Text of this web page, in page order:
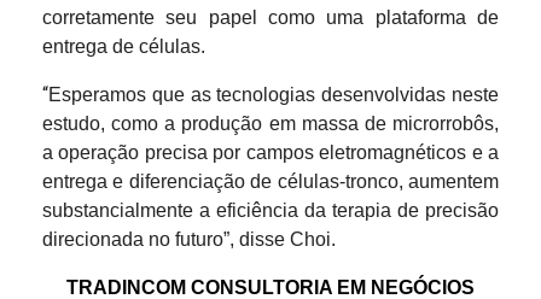
corretamente seu papel como uma plataforma de
entrega de células.
“Esperamos que as tecnologias desenvolvidas neste
estudo, como a produção em massa de microrrobôs,
a operação precisa por campos eletromagnéticos e a
entrega e diferenciação de células-tronco, aumentem
substancialmente a eficiência da terapia de precisão
direcionada no futuro”, disse Choi.
TRADINCOM CONSULTORIA EM NEGÓCIOS